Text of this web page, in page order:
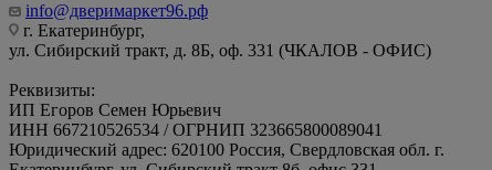
info@дверимаркет96.рф
г. Екатеринбург,
ул. Сибирский тракт, д. 8Б, оф. 331 (ЧКАЛОВ - ОФИС)
Реквизиты:
ИП Егоров Семен Юрьевич
ИНН 667210526534 / ОГРНИП 323665800089041
Юридический адрес: 620100 Россия, Свердловская обл. г.